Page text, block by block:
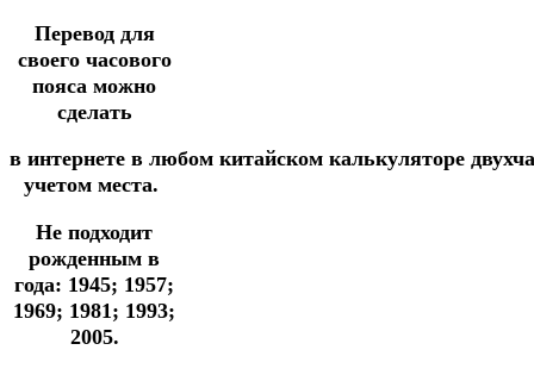
Перевод для
своего часового
пояса можно
сделать
в интернете в любом китайском калькуляторе
учетом места.
Не подходит
рожденным в
года: 1945; 1957;
1969; 1981; 1993;
2005.